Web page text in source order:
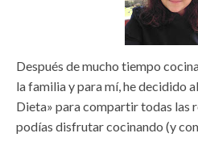
Después de mucho tiempo
la familia y para mí, he decidido
Dieta» para compartir todas las
podías disfrutar cocinando (y